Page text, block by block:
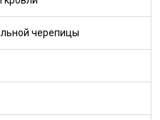
черепицы